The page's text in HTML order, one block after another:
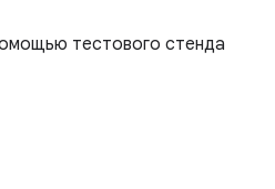
тестового стенда